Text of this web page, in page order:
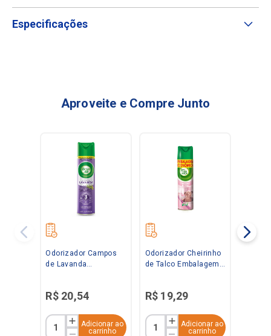
Especificações
Aproveite e Compre Junto
Odorizador Campos
de Lavanda
Bom Ar
R$ 20,54
Adicionar ao
carrinho
Odorizador Cheirinho
de Talco Embalagem
R$ 19,29
Adicionar ao
carrinho